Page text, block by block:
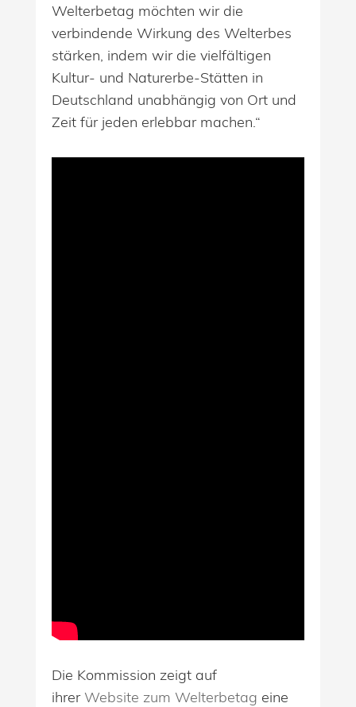
Welterbetag möchten wir die
verbindende Wirkung des Welterbes
stärken, indem wir die vielfältigen
Kultur- und Naturerbe-Stätten in
Deutschland unabhängig von Ort und
Zeit für jeden erlebbar machen.“
Die Kommission zeigt auf
ihrer Website zum Welterbetag eine